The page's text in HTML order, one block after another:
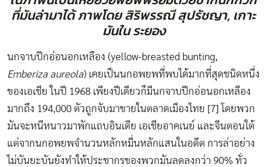
ที่มันล่ามาได้ภาพโดย สิริพรรณี สุปรัชญา, เกาะ
มันใน ระยอง
นกจาบปีกอ่อนอกเหลือง (yellow-breasted bunting,
Emberiza aureola) เคยเป็นนกอพยพที่พบได้มากที่สุดชนิดหนึ่ง
ของเอเชีย ในปี 1968 เพียงปีเดียวก็มีนกจาบปีกอ่อนอกเหลือง
มากถึง 194,000 ตัวถูกจับมาขายในตลาดเมืองไทย [7] โดยพวก
มันจะหนีหนาวมาพักแถบอินเดีย เอเชียอาคเนย์ และจีนตอนใต้
แต่จากนกอพยพจำนวนหลักหมื่นหลักแสนในอดีต การล่าอย่าง
ไม่บันยะบันยังทำให้ประชากรของพวกมันลดลงกว่า 90% ทั่ว